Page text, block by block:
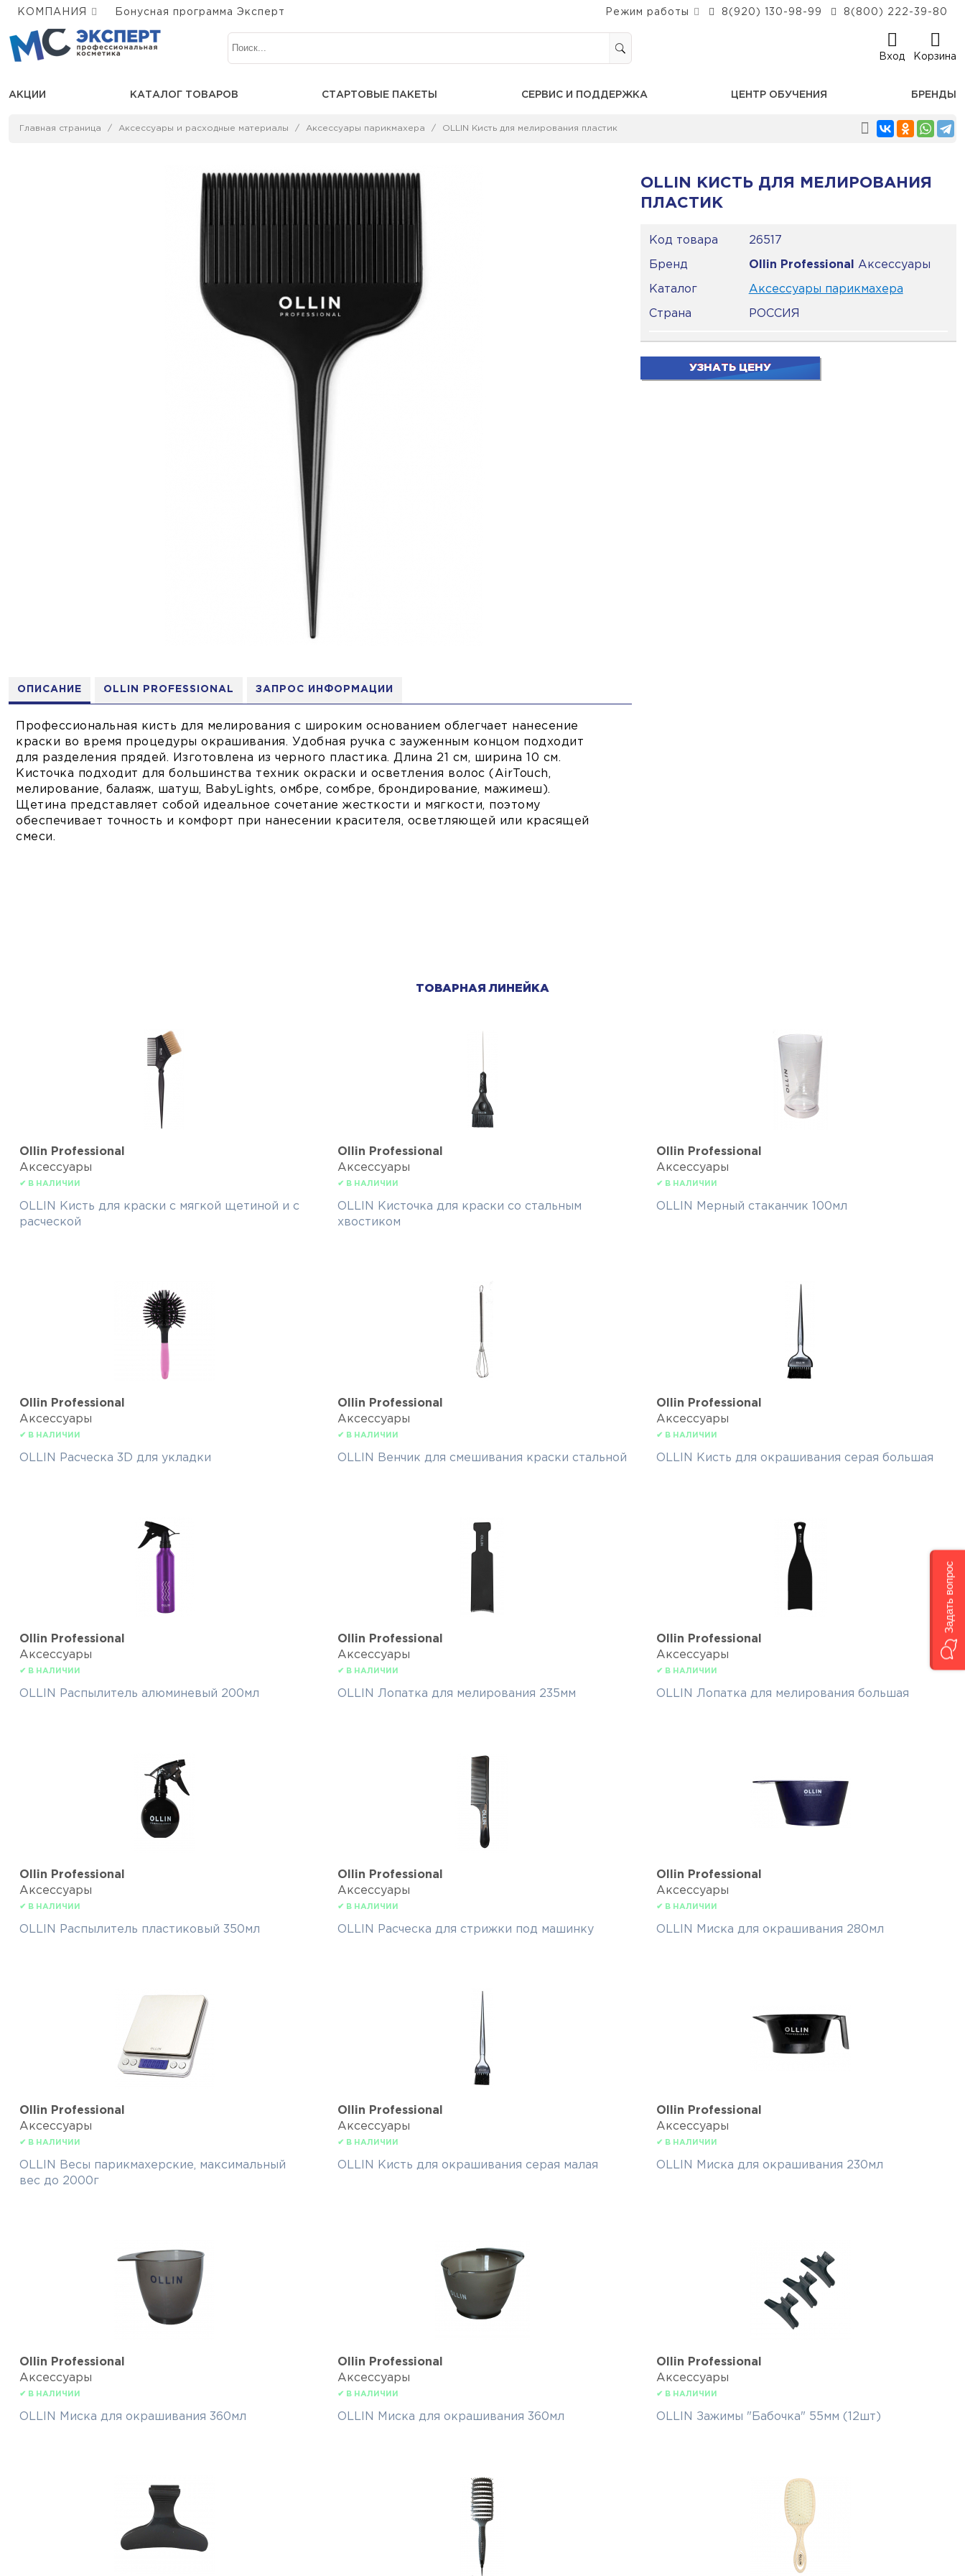
КОМПАНИЯ Бонусная программа Эксперт Режим работы 8(920) 130-98-99 8(800) 222-39-80
Вход Корзина
АКЦИИ КАТАЛОГ ТОВАРОВ СТАРТОВЫЕ ПАКЕТЫ СЕРВИС И ПОДДЕРЖКА ЦЕНТР ОБУЧЕНИЯ БРЕНДЫ
Главная страница Аксессуары и расходные материалы Аксессуары парикмахера OLLIN Кисть для мелирования пластик
ОПИСАНИЕ OLLIN PROFESSIONAL ЗАПРОС ИНФОРМАЦИИ
Профессиональная кисть для мелирования с широким основанием облегчает нанесение
краски во время процедуры окрашивания. Удобная ручка с зауженным концом подходит
для разделения прядей. Изготовлена из черного пластика. Длина 21 см, ширина 10 см.
Кисточка подходит для большинства техник окраски и осветления волос (AirTouch,
мелирование, балаяж, шатуш, BabyLights, омбре, сомбре, брондирование, мажимеш).
Щетина представляет собой идеальное сочетание жесткости и мягкости, поэтому
обеспечивает точность и комфорт при нанесении красителя, осветляющей или красящей
смеси.
OLLIN КИСТЬ ДЛЯ МЕЛИРОВАНИЯ
ПЛАСТИК
Код товара 26517
Бренд Ollin Professional Аксессуары
Каталог Аксессуары парикмахера
Страна РОССИЯ
УЗНАТЬ ЦЕНУ
ТОВАРНАЯ ЛИНЕЙКА
Ollin Professional
Аксессуары
✔ В НАЛИЧИИ
OLLIN Кисть для краски с мягкой щетиной и с
расческой
Ollin Professional
Аксессуары
✔ В НАЛИЧИИ
OLLIN Кисточка для краски со стальным
хвостиком
Ollin Professional
Аксессуары
✔ В НАЛИЧИИ
OLLIN Мерный стаканчик 100мл
Ollin Professional
Аксессуары
✔ В НАЛИЧИИ
OLLIN Расческа 3D для укладки
Ollin Professional
Аксессуары
✔ В НАЛИЧИИ
OLLIN Венчик для смешивания краски стальной
Ollin Professional
Аксессуары
✔ В НАЛИЧИИ
OLLIN Кисть для окрашивания серая большая
Ollin Professional
Аксессуары
✔ В НАЛИЧИИ
OLLIN Распылитель алюминевый 200мл
Ollin Professional
Аксессуары
✔ В НАЛИЧИИ
OLLIN Лопатка для мелирования 235мм
Ollin Professional
Аксессуары
✔ В НАЛИЧИИ
OLLIN Лопатка для мелирования большая
Ollin Professional
Аксессуары
✔ В НАЛИЧИИ
OLLIN Распылитель пластиковый 350мл
Ollin Professional
Аксессуары
✔ В НАЛИЧИИ
OLLIN Расческа для стрижки под машинку
Ollin Professional
Аксессуары
✔ В НАЛИЧИИ
OLLIN Миска для окрашивания 280мл
Ollin Professional
Аксессуары
✔ В НАЛИЧИИ
OLLIN Весы парикмахерские, максимальный
вес до 2000г
Ollin Professional
Аксессуары
✔ В НАЛИЧИИ
OLLIN Кисть для окрашивания серая малая
Ollin Professional
Аксессуары
✔ В НАЛИЧИИ
OLLIN Миска для окрашивания 230мл
Ollin Professional
Аксессуары
✔ В НАЛИЧИИ
OLLIN Миска для окрашивания 360мл
Ollin Professional
Аксессуары
✔ В НАЛИЧИИ
OLLIN Миска для окрашивания 360мл
Ollin Professional
Аксессуары
✔ В НАЛИЧИИ
OLLIN Зажимы "Бабочка" 55мм (12шт)
Задать вопрос